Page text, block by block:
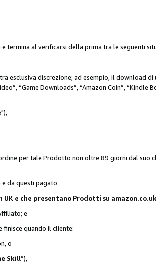
termina al verificarsi della prima tra le seguenti
discrezione; ad esempio, il download di
“Game Downloads”, “Amazon Coin”, “Kindle
"),
per tale Prodotto non oltre 89 giorni dal suo
da questi pagato
e che presentano Prodotti su
e
finisce quando il cliente:
o
Skill”),